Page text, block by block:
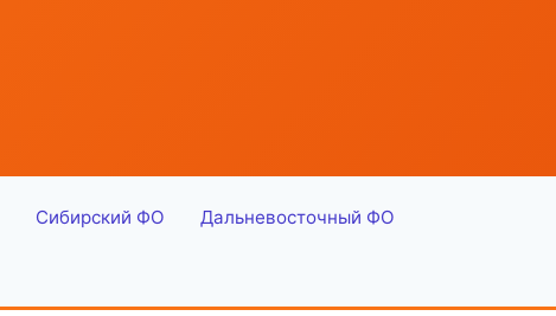
Сибирский ФО Дальневосточный ФО